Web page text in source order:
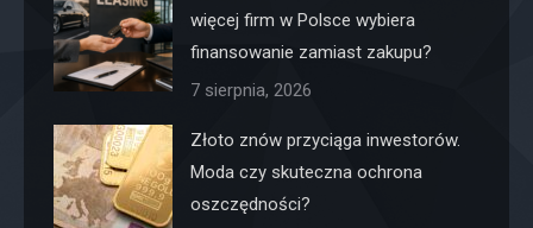
więcej firm w Polsce wybiera
finansowanie zamiast zakupu?
7 sierpnia, 2026
Złoto znów przyciąga inwestorów.
Moda czy skuteczna ochrona
oszczędności?